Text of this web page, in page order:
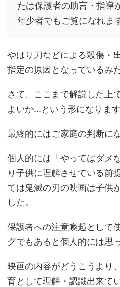
たは保護者の助言・指導
年少者でもご覧になれま
やはり刀などによる殺傷・
指定の原因となっているみ
さて、ここまで解説した上
よいか...という形になります
最終的にはご家庭の判断に
個人的には「やってはダメ
り子供に理解させている前
ては鬼滅の刃の映画は子供
した。
保護者への注意喚起として
グでもあると個人的には思
映画の内容がどうこうより
育として理解・認識出来て